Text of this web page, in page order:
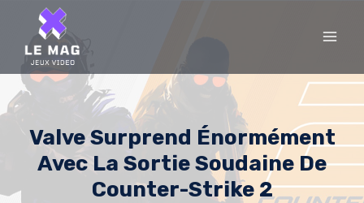
content
Valve Surprend Énormément
Avec La Sortie Soudaine De
Counter-Strike 2